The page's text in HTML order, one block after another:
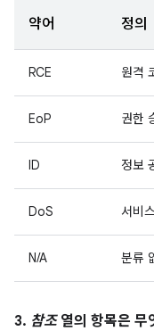
약어 정의
RCE 원격
EoP 권한
ID 정보
DoS 서비
N/A 분류
3. 참조열의 항목은 무